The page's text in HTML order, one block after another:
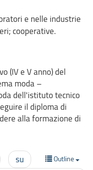
e nelle industrie
cooperative.
(IV e V anno) del
moda –
dell'istituto tecnico
il diploma di
alla formazione di
Outline
su